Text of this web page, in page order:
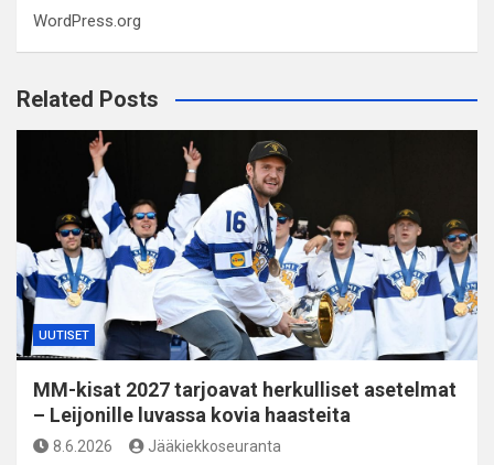
WordPress.org
Related Posts
UUTISET
MM-kisat 2027 tarjoavat herkulliset asetelmat
– Leijonille luvassa kovia haasteita
8.6.2026 Jääkiekkoseuranta